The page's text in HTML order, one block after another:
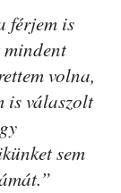
férjem is
mindent
volna,
is válaszolt
sem